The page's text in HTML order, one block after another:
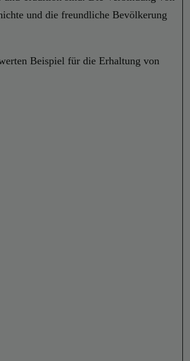
und die freundliche Bevölkerung
Beispiel für die Erhaltung von